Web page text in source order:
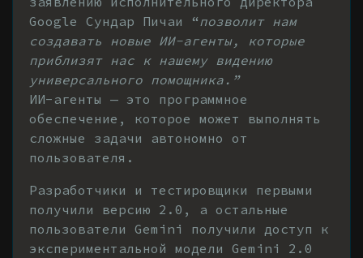
Google Сундар Пичаи “позволит нам
создавать новые ИИ-агенты, которые
приблизят нас к нашему видению
универсального помощника.”
ИИ-агенты — это программное
обеспечение, которое может выполнять
сложные задачи автономно от
пользователя.
Разработчики и тестировщики первыми
получили версию 2.0, а остальные
пользователи Gemini получили доступ к
экспериментальной модели Gemini 2.0